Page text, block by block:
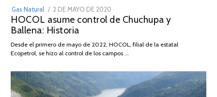
Gas Natural
POSTED
ON
2 DE MAYO DE 2020
DE
2026
HOCOL asume control de Chuchupa y
Ballena: Historia
Desde el primero de mayo de 2022, HOCOL, filial de la estatal
Ecopetrol, se hizo al control de los campos …